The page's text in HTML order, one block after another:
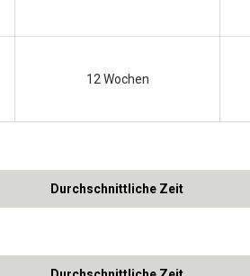
12 Wochen
Durchschnittliche Zeit